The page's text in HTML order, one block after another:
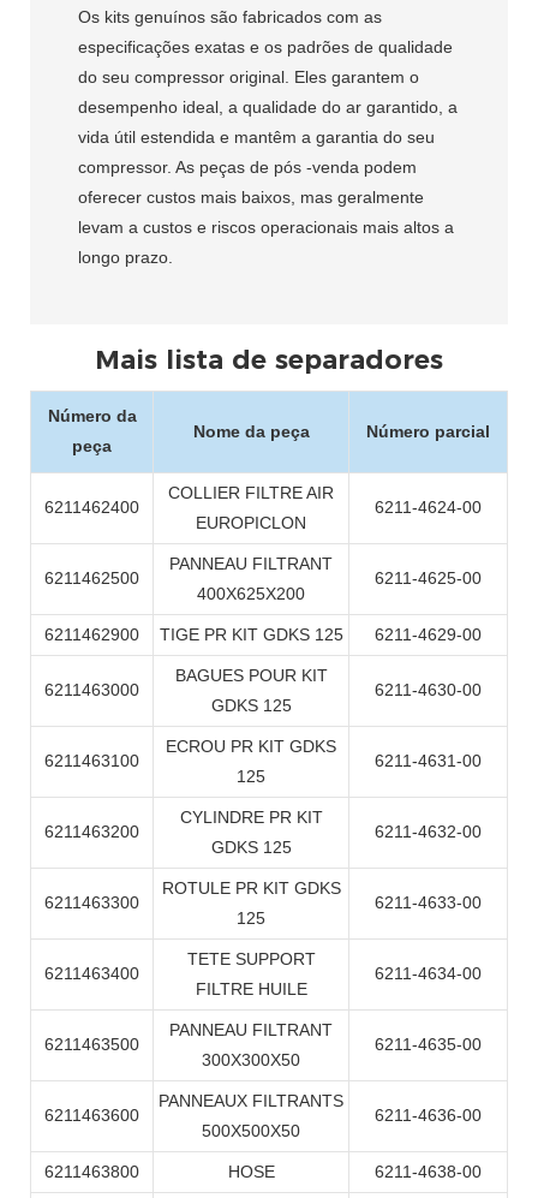
Os kits genuínos são fabricados com as
especificações exatas e os padrões de qualidade
do seu compressor original. Eles garantem o
desempenho ideal, a qualidade do ar garantido, a
vida útil estendida e mantêm a garantia do seu
compressor. As peças de pós -venda podem
oferecer custos mais baixos, mas geralmente
levam a custos e riscos operacionais mais altos a
longo prazo.
Mais lista de separadores
Número da
peça
Nome da peça Número parcial
6211462400
COLLIER FILTRE AIR
EUROPICLON
6211-4624-00
6211462500
PANNEAU FILTRANT
400X625X200
6211-4625-00
6211462900 TIGE PR KIT GDKS 125 6211-4629-00
6211463000
BAGUES POUR KIT
GDKS 125
6211-4630-00
6211463100
ECROU PR KIT GDKS
125
6211-4631-00
6211463200
CYLINDRE PR KIT
GDKS 125
6211-4632-00
6211463300
ROTULE PR KIT GDKS
125
6211-4633-00
6211463400
TETE SUPPORT
FILTRE HUILE
6211-4634-00
6211463500
PANNEAU FILTRANT
300X300X50
6211-4635-00
6211463600
PANNEAUX FILTRANTS
500X500X50
6211-4636-00
6211463800 HOSE 6211-4638-00